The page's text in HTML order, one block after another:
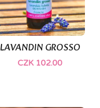
LAVANDIN GROSSO
CZK 102.00